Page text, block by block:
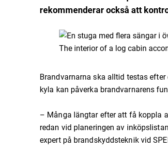
rekommenderar också att
The interior of a log cabin
Brandvarnarna ska alltid testas
kyla kan påverka brandvarnarens
– Många längtar efter att få koppla
redan vid planeringen av
expert på brandskyddsteknik vid